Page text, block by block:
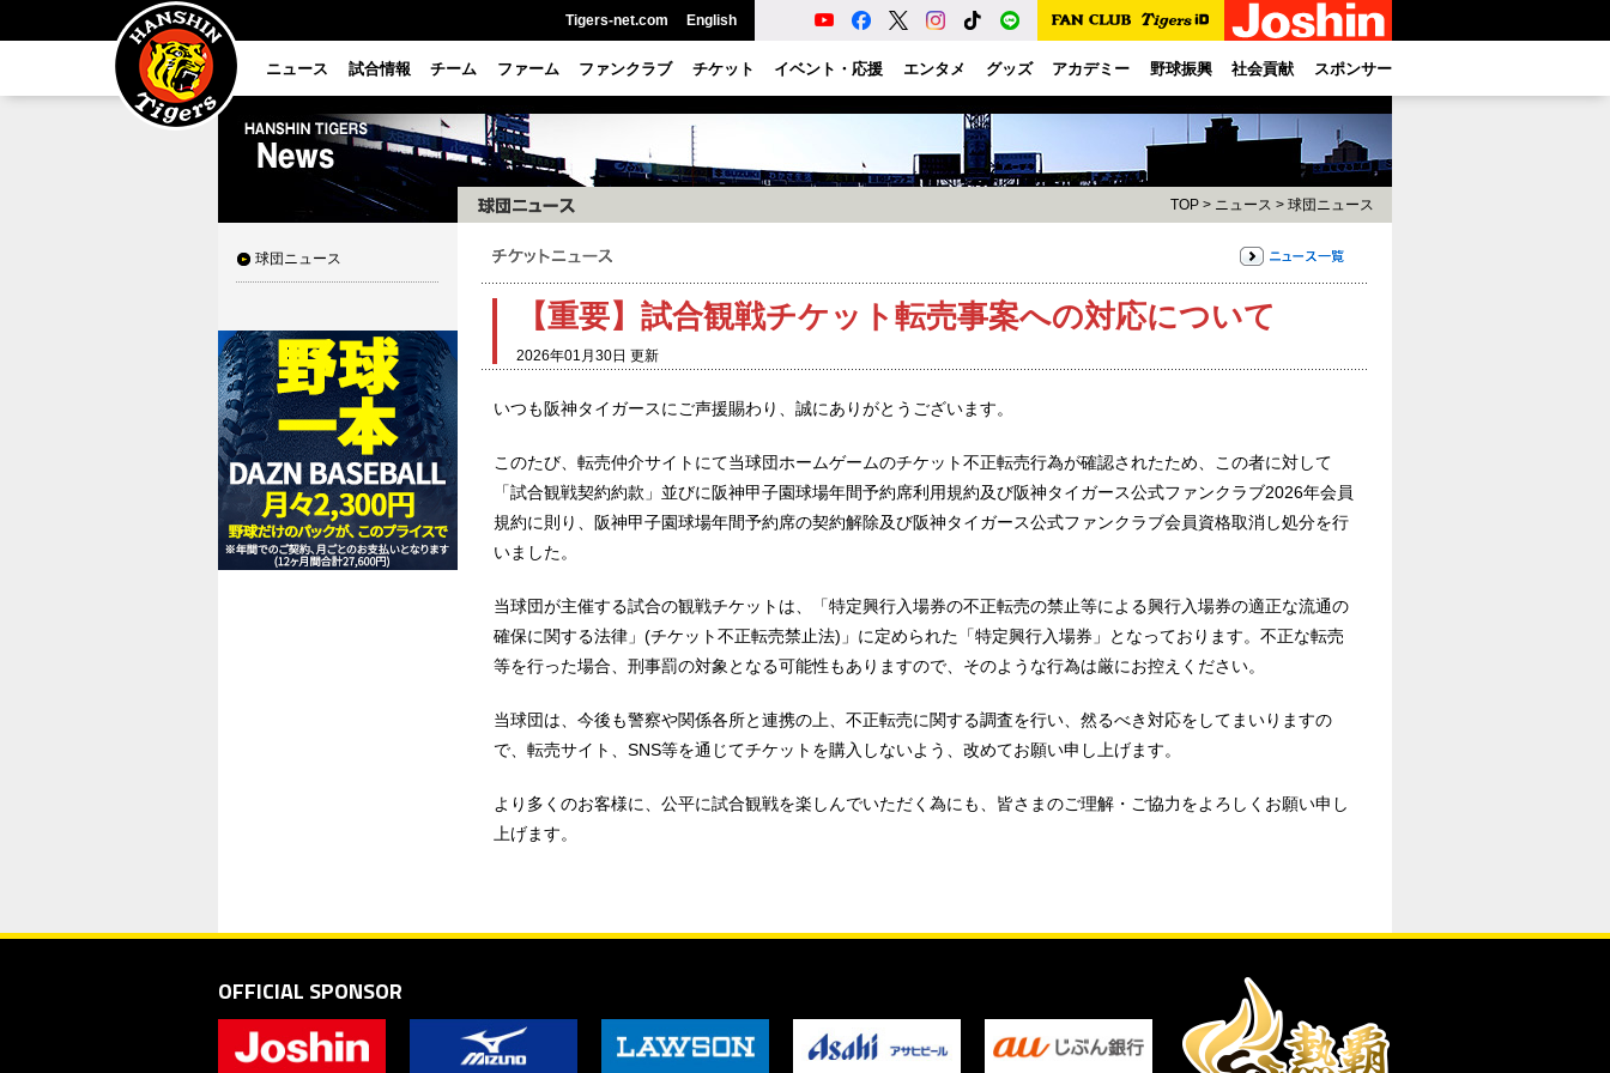
Tigers-net.com English
ニュース 試合情報 チーム ファーム ファンクラブ チケット イベント・応援 エンタメ グッズ アカデミー 野球振興 社会貢献 スポンサー
球団ニュース
TOP > ニュース > 球団ニュース
【重要】試合観戦チケット転売事案への対応について
2026年01月30日 更新
いつも阪神タイガースにご声援賜わり、誠にありがとうございます。
このたび、転売仲介サイトにて当球団ホームゲームのチケット不正転売行為が確認されたため、この者に対して
「試合観戦契約約款」並びに阪神甲子園球場年間予約席利用規約及び阪神タイガース公式ファンクラブ2026年会員
規約に則り、阪神甲子園球場年間予約席の契約解除及び阪神タイガース公式ファンクラブ会員資格取消し処分を行
いました。
当球団が主催する試合の観戦チケットは、「特定興行入場券の不正転売の禁止等による興行入場券の適正な流通の
確保に関する法律」(チケット不正転売禁止法)」に定められた「特定興行入場券」となっております。不正な転売
等を行った場合、刑事罰の対象となる可能性もありますので、そのような行為は厳にお控えください。
当球団は、今後も警察や関係各所と連携の上、不正転売に関する調査を行い、然るべき対応をしてまいりますの
で、転売サイト、SNS等を通じてチケットを購入しないよう、改めてお願い申し上げます。
より多くのお客様に、公平に試合観戦を楽しんでいただく為にも、皆さまのご理解・ご協力をよろしくお願い申し
上げます。
OFFICIAL SPONSOR